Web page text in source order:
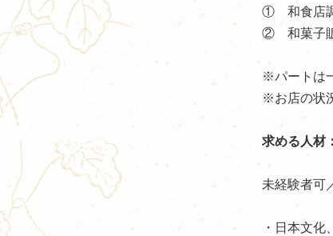
① 和食店
② 和菓子
※パートは
※お店の状
求める人材：
未経験者可
・日本文化